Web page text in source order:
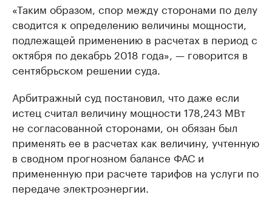
«Таким образом, спор между сторонами по делу
сводится к определению величины мощности,
подлежащей применению в расчетах в период с
октября по декабрь 2018 года», — говорится в
сентябрьском решении суда.
Арбитражный суд постановил, что даже если
истец считал величину мощности 178,243 МВт
не согласованной сторонами, он обязан был
применять ее в расчетах как величину, учтенную
в сводном прогнозном балансе ФАС и
примененную при расчете тарифов на услуги по
передаче электроэнергии.